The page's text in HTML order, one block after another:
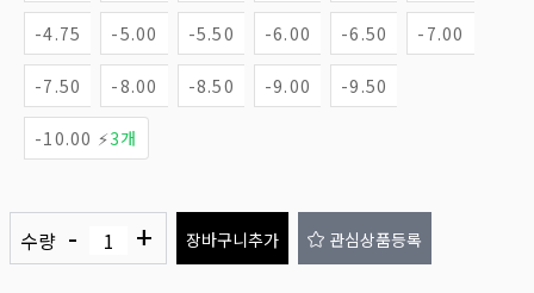
-4.75 -5.00 -5.50 -6.00 -6.50 -7.00
-7.50 -8.00 -8.50 -9.00 -9.50
-10.00 ⚡3개
수량 - + 장바구니추가 관심상품등록